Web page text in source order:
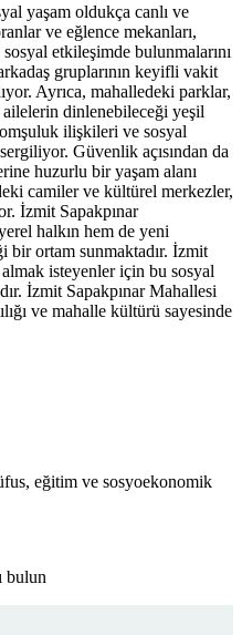
yaşam oldukça canlı ve
ve eğlence mekanları,
etkileşimde bulunmalarını
gruplarının keyifli vakit
Ayrıca, mahalledeki parklar,
dinlenebileceği yeşil
ilişkileri ve sosyal
Güvenlik açısından da
huzurlu bir yaşam alanı
camiler ve kültürel merkezler,
İzmit Sapakpınar
halkın hem de yeni
bir ortam sunmaktadır. İzmit
isteyenler için bu sosyal
İzmit Sapakpınar Mahallesi
ve mahalle kültürü sayesinde
eğitim ve sosyoekonomik
bulun